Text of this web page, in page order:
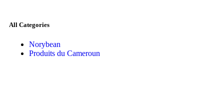
All Categories
Norybean
Produits du Cameroun